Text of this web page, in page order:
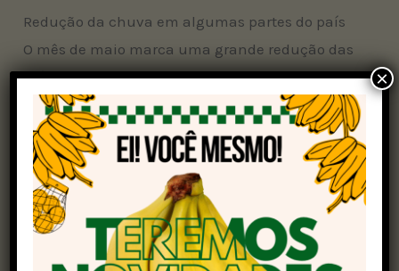
Redução da chuva em algumas partes do país
O mês de maio marca uma grande redução das
médias de precipitação nos estados das regiões
Sudeste e Centro-Oeste. A maior influência do ar
frio de origem polar causa a diminuição dos
níveis de umidade no ar e consequentemente
da nebulosidade e também das condições para
a chuva. Por isso, é comum a ocorrência de
vários dias consecutivos sem precipitação
×